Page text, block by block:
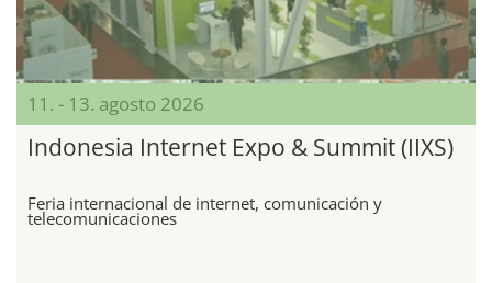
11. - 13. agosto 2026
Indonesia Internet Expo & Summit (IIXS)
Feria internacional de internet, comunicación y
telecomunicaciones